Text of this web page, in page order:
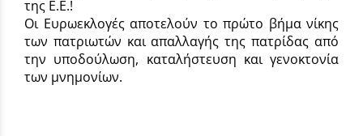
της Ε.Ε.!
Οι Ευρωεκλογές αποτελούν το πρώτο βήμα νίκης
των πατριωτών και απαλλαγής της πατρίδας από
την υποδούλωση, καταλήστευση και γενοκτονία
των μνημονίων.